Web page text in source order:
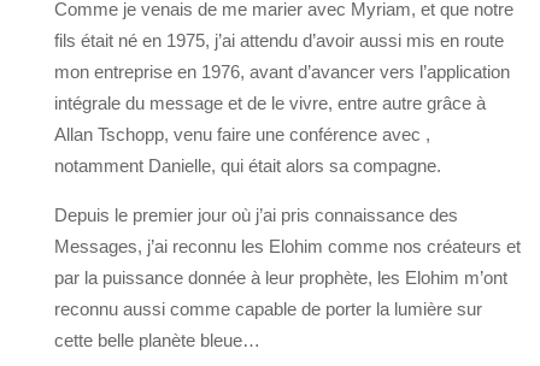
Comme je venais de me marier avec Myriam, et que notre
fils était né en 1975, j’ai attendu d’avoir aussi mis en route
mon entreprise en 1976, avant d’avancer vers l’application
intégrale du message et de le vivre, entre autre grâce à
Allan Tschopp, venu faire une conférence avec ,
notamment Danielle, qui était alors sa compagne.
Depuis le premier jour où j’ai pris connaissance des
Messages, j’ai reconnu les Elohim comme nos créateurs et
par la puissance donnée à leur prophète, les Elohim m’ont
reconnu aussi comme capable de porter la lumière sur
cette belle planète bleue…